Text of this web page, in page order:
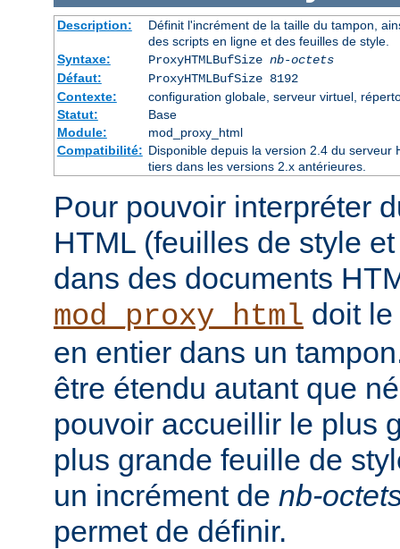
Description:
Définit l'incrément de la taille du tampon,
des scripts en ligne et des feuilles de style.
Syntaxe:
ProxyHTMLBufSize nb-octets
Défaut:
ProxyHTMLBufSize 8192
Contexte:
configuration globale, serveur virtuel,
Statut:
Base
Module:
mod_proxy_html
Compatibilité: Disponible depuis la version 2.4 du serveur
tiers dans les versions 2.x antérieures.
Pour pouvoir interpréter
HTML (feuilles de style
dans des documents
mod_proxy_html doit
en entier dans un
être étendu autant que
pouvoir accueillir le plus
plus grande feuille de
un incrément de nb-
permet de définir.